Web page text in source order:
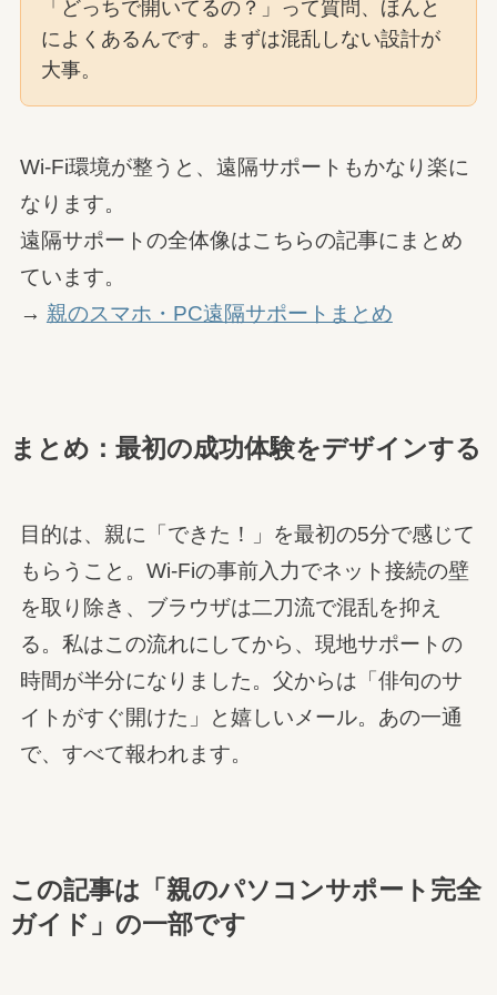
「どっちで開いてるの？」って質問、ほんと
によくあるんです。まずは混乱しない設計が
大事。
Wi-Fi環境が整うと、遠隔サポートもかなり楽に
なります。
遠隔サポートの全体像はこちらの記事にまとめ
ています。
→ 親のスマホ・PC遠隔サポートまとめ
まとめ：最初の成功体験をデザインする
目的は、親に「できた！」を最初の5分で感じて
もらうこと。Wi-Fiの事前入力でネット接続の壁
を取り除き、ブラウザは二刀流で混乱を抑え
る。私はこの流れにしてから、現地サポートの
時間が半分になりました。父からは「俳句のサ
イトがすぐ開けた」と嬉しいメール。あの一通
で、すべて報われます。
この記事は「親のパソコンサポート完全
ガイド」の一部です